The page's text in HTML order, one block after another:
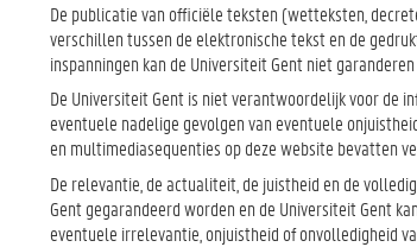
De publicatie van officiële teksten (wetteksten,
verschillen tussen de elektronische tekst en de
inspanningen kan de Universiteit Gent niet
De Universiteit Gent is niet verantwoordelijk voor de
eventuele nadelige gevolgen van eventuele
en multimediasequenties op deze website bevatten
De relevantie, de actualiteit, de juistheid en de
Gent gegarandeerd worden en de Universiteit Gent
eventuele irrelevantie, onjuistheid of onvolledigheid